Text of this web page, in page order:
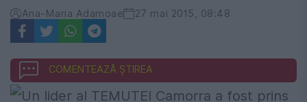
Ana-Maria Adamoae 27 mai 2015, 08:48
COMENTEAZĂ ȘTIREA